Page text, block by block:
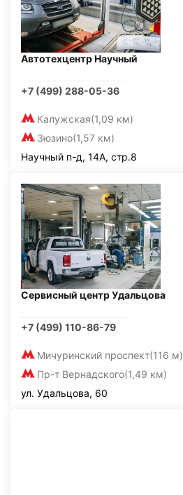
Автотехцентр Научный
+7 (499) 288-05-36
Калужская(1,09 км)
Зюзино(1,57 км)
Научный п-д, 14А, стр.8
Сервисный центр Удальцова
+7 (499) 110-86-79
Мичуринский проспект(116 м)
Пр-т Вернадского(1,49 км)
ул. Удальцова, 60